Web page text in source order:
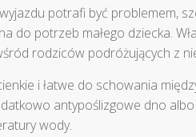
potrafi być problemem,
do potrzeb małego dziecka.
rodziców podróżujących z
i łatwe do schowania
antypoślizgowe dno
wody.